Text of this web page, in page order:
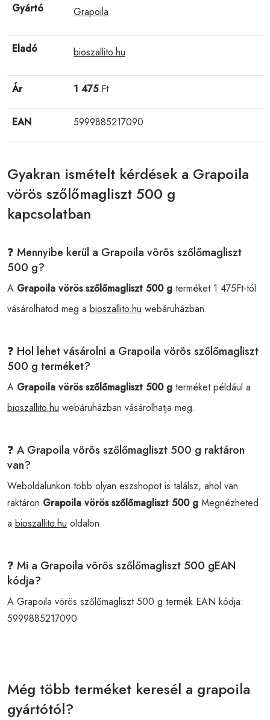
Gyártó Grapoila
Eladó bioszallito.hu
Ár 1 475Ft
EAN 5999885217090
Gyakran ismételt kérdések a Grapoila
vörös szőlőmagliszt 500 g
kapcsolatban
❓ Mennyibe kerül a Grapoila vörös szőlőmagliszt
500 g?
A Grapoila vörös szőlőmagliszt 500 g terméket 1 475Ft-tól
vásárolhatod meg a bioszallito.hu webáruházban.
❓ Hol lehet vásárolni a Grapoila vörös szőlőmagliszt
500 g terméket?
A Grapoila vörös szőlőmagliszt 500 g terméket például a
bioszallito.hu webáruházban vásárolhatja meg.
❓ A Grapoila vörös szőlőmagliszt 500 g raktáron
van?
Weboldalunkon több olyan eszshopot is találsz, ahol van
raktáron Grapoila vörös szőlőmagliszt 500 g Megnézheted
a bioszallito.hu oldalon.
❓ Mi a Grapoila vörös szőlőmagliszt 500 gEAN
kódja?
A Grapoila vörös szőlőmagliszt 500 g termék EAN kódja:
5999885217090
Még több terméket keresél a grapoila
gyártótól?